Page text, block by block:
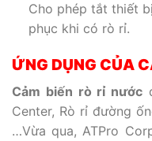
Cho phép tắt thiết
phục khi có rò rỉ.
ỨNG DỤNG CỦA
Cảm biến rò rỉ nước
Center, Rò rỉ đường
…Vừa qua, ATPro